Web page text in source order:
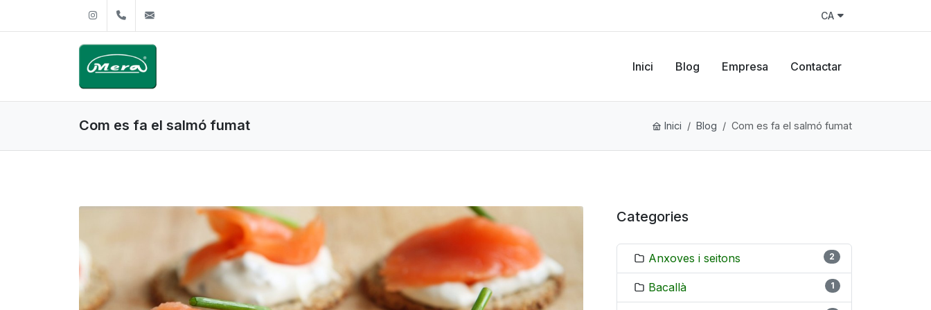
Instagram+34972244490 CA
Inici Blog Empresa Contactar
Com es fa el salmó fumat Inici Blog Com es fa el salmó fumat
Categories
Anxoves i seitons 2
Bacallà 1